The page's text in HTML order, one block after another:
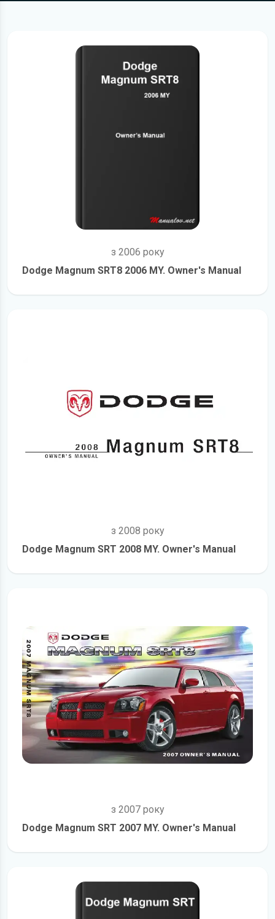
з 2006 року
Dodge Magnum SRT8 2006 MY. Owner's Manual
з 2008 року
Dodge Magnum SRT 2008 MY. Owner's Manual
з 2007 року
Dodge Magnum SRT 2007 MY. Owner's Manual